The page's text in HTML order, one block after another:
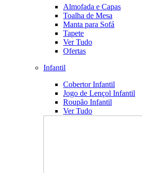
Almofada e Capas
Toalha de Mesa
Manta para Sofá
Tapete
Ver Tudo
Ofertas
Infantil
Cobertor Infantil
Jogo de Lençol Infantil
Roupão Infantil
Ver Tudo